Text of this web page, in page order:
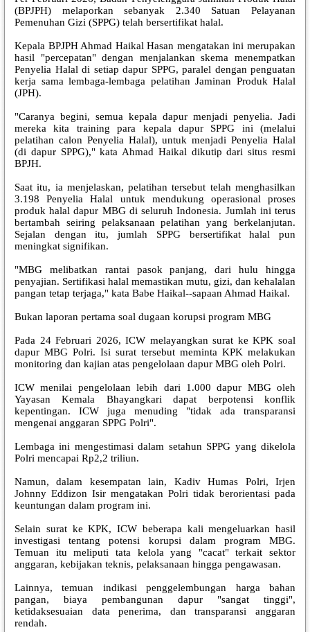
(BPJPH) melaporkan sebanyak 2.340 Satuan Pelayanan
Pemenuhan Gizi (SPPG) telah bersertifikat halal.
Kepala BPJPH Ahmad Haikal Hasan mengatakan ini merupakan
hasil "percepatan" dengan menjalankan skema menempatkan
Penyelia Halal di setiap dapur SPPG, paralel dengan penguatan
kerja sama lembaga-lembaga pelatihan Jaminan Produk Halal
(JPH).
"Caranya begini, semua kepala dapur menjadi penyelia. Jadi
mereka kita training para kepala dapur SPPG ini (melalui
pelatihan calon Penyelia Halal), untuk menjadi Penyelia Halal
(di dapur SPPG)," kata Ahmad Haikal dikutip dari situs resmi
BPJH.
Saat itu, ia menjelaskan, pelatihan tersebut telah menghasilkan
3.198 Penyelia Halal untuk mendukung operasional proses
produk halal dapur MBG di seluruh Indonesia. Jumlah ini terus
bertambah seiring pelaksanaan pelatihan yang berkelanjutan.
Sejalan dengan itu, jumlah SPPG bersertifikat halal pun
meningkat signifikan.
"MBG melibatkan rantai pasok panjang, dari hulu hingga
penyajian. Sertifikasi halal memastikan mutu, gizi, dan kehalalan
pangan tetap terjaga," kata Babe Haikal--sapaan Ahmad Haikal.
Bukan laporan pertama soal dugaan korupsi program MBG
Pada 24 Februari 2026, ICW melayangkan surat ke KPK soal
dapur MBG Polri. Isi surat tersebut meminta KPK melakukan
monitoring dan kajian atas pengelolaan dapur MBG oleh Polri.
ICW menilai pengelolaan lebih dari 1.000 dapur MBG oleh
Yayasan Kemala Bhayangkari dapat berpotensi konflik
kepentingan. ICW juga menuding "tidak ada transparansi
mengenai anggaran SPPG Polri".
Lembaga ini mengestimasi dalam setahun SPPG yang dikelola
Polri mencapai Rp2,2 triliun.
Namun, dalam kesempatan lain, Kadiv Humas Polri, Irjen
Johnny Eddizon Isir mengatakan Polri tidak berorientasi pada
keuntungan dalam program ini.
Selain surat ke KPK, ICW beberapa kali mengeluarkan hasil
investigasi tentang potensi korupsi dalam program MBG.
Temuan itu meliputi tata kelola yang "cacat" terkait sektor
anggaran, kebijakan teknis, pelaksanaan hingga pengawasan.
Lainnya, temuan indikasi penggelembungan harga bahan
pangan, biaya pembangunan dapur "sangat tinggi",
ketidaksesuaian data penerima, dan transparansi anggaran
rendah.